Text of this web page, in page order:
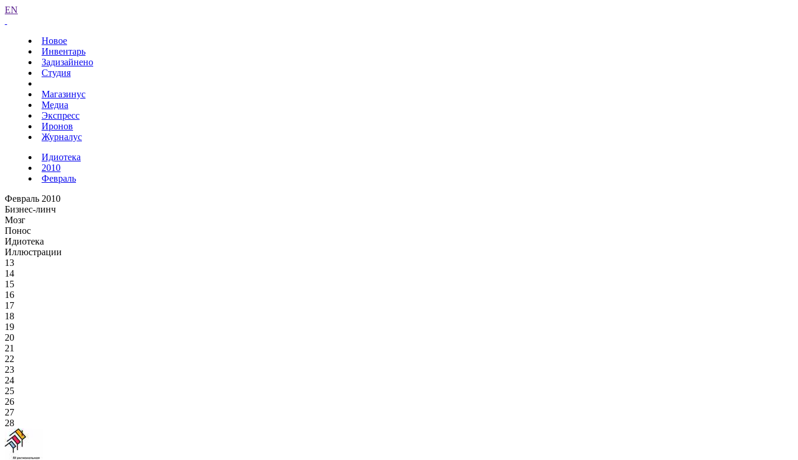
EN
Новое
Инвентарь
Задизайнено
Студия
Магазинус
Медиа
Экспресс
Иронов
Журналус
Идиотека
2010
Февраль
Февраль 2010
Бизнес-линч
Мозг
Понос
Идиотека
Иллюстрации
13
14
15
16
17
18
19
20
21
22
23
24
25
26
27
28